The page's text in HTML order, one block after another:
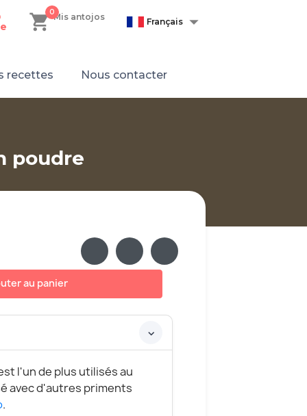
shopping_cart Mis antojos
0
Français 
recettes Nous contacter
poudre
au panier
l'un de plus utilisés au
avec d'autres priments
.